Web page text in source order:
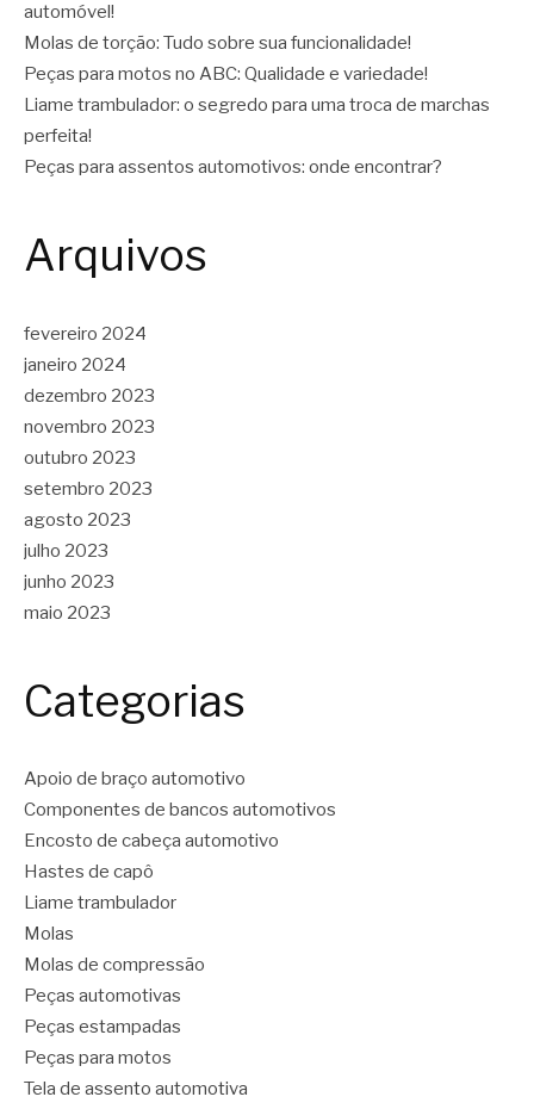
automóvel!
Molas de torção: Tudo sobre sua funcionalidade!
Peças para motos no ABC: Qualidade e variedade!
Liame trambulador: o segredo para uma troca de marchas
perfeita!
Peças para assentos automotivos: onde encontrar?
Arquivos
fevereiro 2024
janeiro 2024
dezembro 2023
novembro 2023
outubro 2023
setembro 2023
agosto 2023
julho 2023
junho 2023
maio 2023
Categorias
Apoio de braço automotivo
Componentes de bancos automotivos
Encosto de cabeça automotivo
Hastes de capô
Liame trambulador
Molas
Molas de compressão
Peças automotivas
Peças estampadas
Peças para motos
Tela de assento automotiva